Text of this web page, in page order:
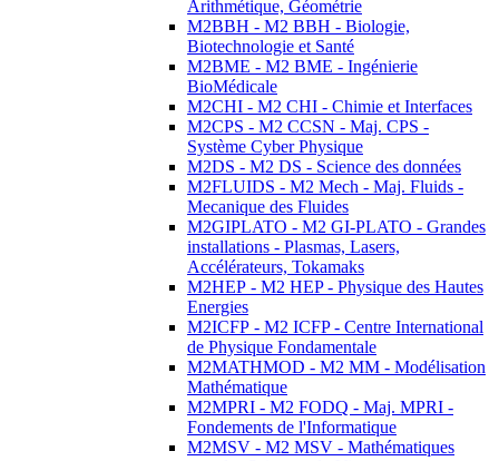
Arithmétique, Géométrie
M2BBH - M2 BBH - Biologie,
Biotechnologie et Santé
M2BME - M2 BME - Ingénierie
BioMédicale
M2CHI - M2 CHI - Chimie et Interfaces
M2CPS - M2 CCSN - Maj. CPS -
Système Cyber Physique
M2DS - M2 DS - Science des données
M2FLUIDS - M2 Mech - Maj. Fluids -
Mecanique des Fluides
M2GIPLATO - M2 GI-PLATO - Grandes
installations - Plasmas, Lasers,
Accélérateurs, Tokamaks
M2HEP - M2 HEP - Physique des Hautes
Energies
M2ICFP - M2 ICFP - Centre International
de Physique Fondamentale
M2MATHMOD - M2 MM - Modélisation
Mathématique
M2MPRI - M2 FODQ - Maj. MPRI -
Fondements de l'Informatique
M2MSV - M2 MSV - Mathématiques